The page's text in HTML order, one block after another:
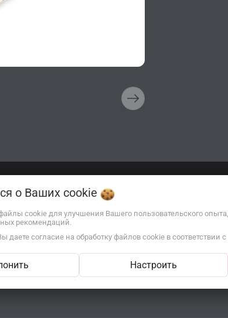
Описание
о Ваших cookie
cookie для улучшения Вашего пользовательского
рекомендаций.
даете согласие на обработку файлов cookie в соответствии с
Настроить